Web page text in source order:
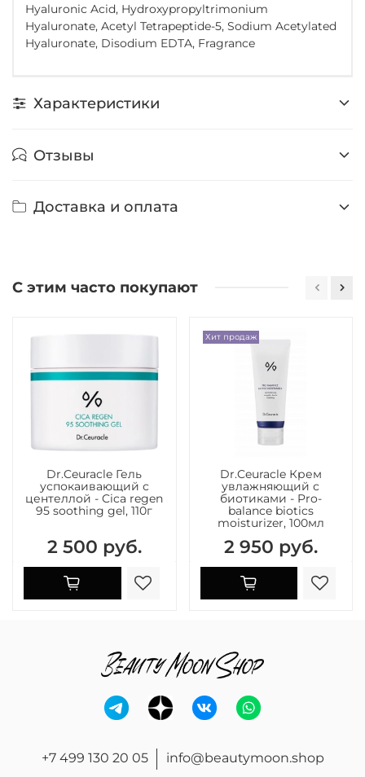
Hyaluronic Acid, Hydroxypropyltrimonium
Hyaluronate, Acetyl Tetrapeptide-5, Sodium Acetylated
Hyaluronate, Disodium EDTA, Fragrance
Характеристики
Отзывы
Доставка и оплата
С этим часто покупают
Dr.Ceuracle Гель
успокаивающий с
центеллой - Cica regen
95 soothing gel, 110г
2 500 руб.
Хит продаж
Dr.Ceuracle Крем
увлажняющий с
биотиками - Pro-
balance biotics
moisturizer, 100мл
2 950 руб.
+7 499 130 20 05 info@beautymoon.shop